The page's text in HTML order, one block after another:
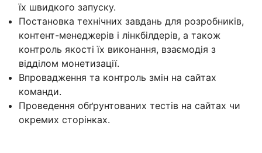
їх швидкого запуску.
Постановка технічних завдань для розробників,
контент-менеджерів і лінкбілдерів, а також
контроль якості їх виконання, взаємодія з
відділом монетизації.
Впровадження та контроль змін на сайтах
команди.
Проведення обґрунтованих тестів на сайтах чи
окремих сторінках.